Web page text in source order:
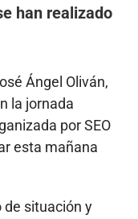
han realizado
Ángel Oliván,
la jornada
por SEO
esta mañana
de situación y